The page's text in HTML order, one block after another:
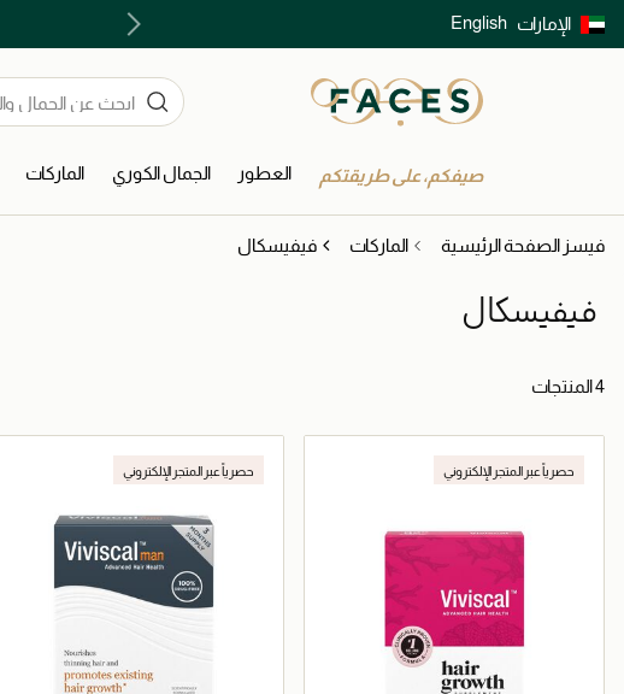
الإمارات English
توصيل سريع على جميع الطلبات ما فوق 299 درهم
صيفكم، على طريقتكم العطور الجمال الكوري الماركات
فيسز الصفحة الرئيسية الماركات فيفيسكال
فيفيسكال
4 المنتجات
حصرياً عبر المتجر الإلكتروني حصرياً عبر المتجر الإلكتروني